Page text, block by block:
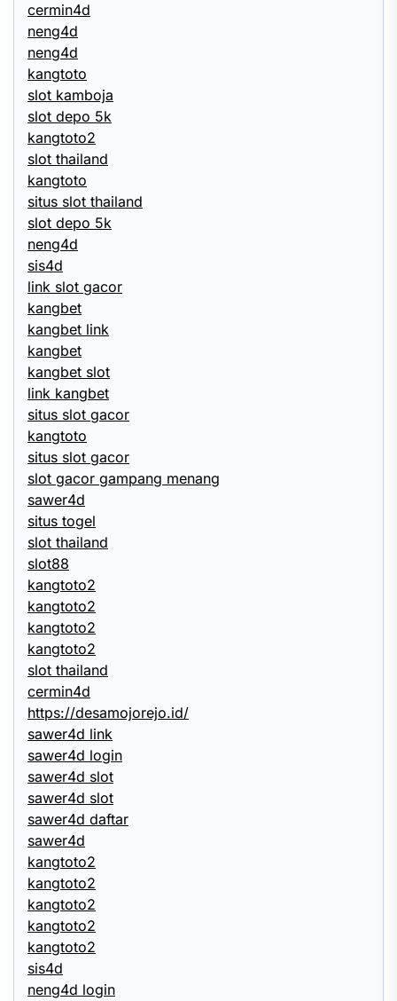
cermin4d
neng4d
neng4d
kangtoto
slot kamboja
slot depo 5k
kangtoto2
slot thailand
kangtoto
situs slot thailand
slot depo 5k
neng4d
sis4d
link slot gacor
kangbet
kangbet link
kangbet
kangbet slot
link kangbet
situs slot gacor
kangtoto
situs slot gacor
slot gacor gampang menang
sawer4d
situs togel
slot thailand
slot88
kangtoto2
kangtoto2
kangtoto2
kangtoto2
slot thailand
cermin4d
https://desamojorejo.id/
sawer4d link
sawer4d login
sawer4d slot
sawer4d slot
sawer4d daftar
sawer4d
kangtoto2
kangtoto2
kangtoto2
kangtoto2
kangtoto2
sis4d
neng4d login